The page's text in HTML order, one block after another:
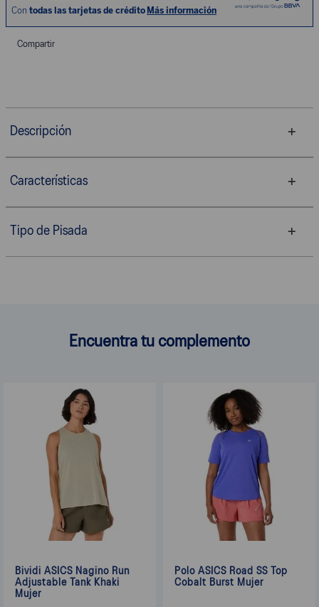
Compartir
Descripción
Características
Tipo de Pisada
Encuentra tu complemento
Bividi ASICS Nagino Run
Adjustable Tank Khaki
Mujer
Polo ASICS Road SS Top
Cobalt Burst Mujer